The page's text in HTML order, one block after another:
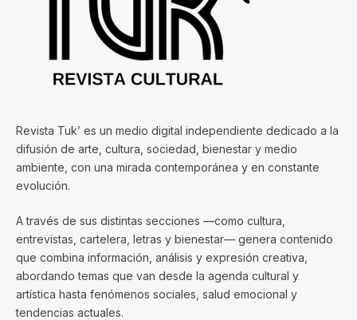
Revista Tuk’ es un medio digital independiente dedicado a la
difusión de arte, cultura, sociedad, bienestar y medio
ambiente, con una mirada contemporánea y en constante
evolución.
A través de sus distintas secciones —como cultura,
entrevistas, cartelera, letras y bienestar— genera contenido
que combina información, análisis y expresión creativa,
abordando temas que van desde la agenda cultural y
artística hasta fenómenos sociales, salud emocional y
tendencias actuales.